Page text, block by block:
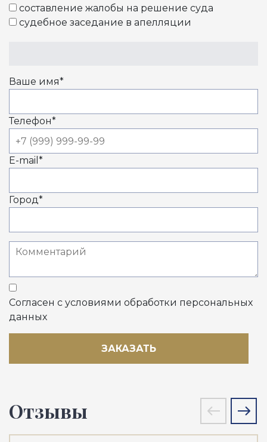
составление жалобы на решение суда
судебное заседание в апелляции
Ваше имя*
Телефон*
E-mail *
Город*
Согласен с условиями обработки персональных
данных
ЗАКАЗАТЬ
Отзывы